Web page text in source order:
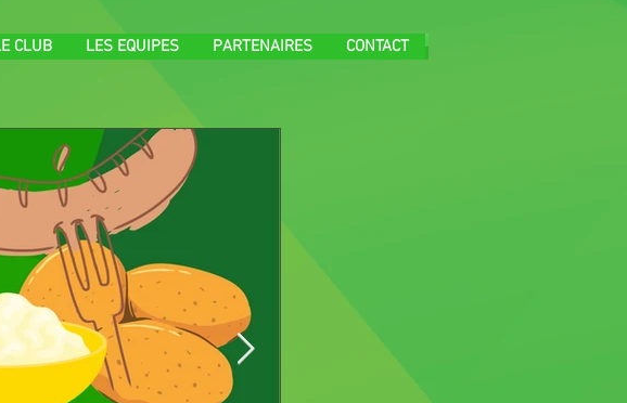
CLUB LES EQUIPES PARTENAIRES CONTACT